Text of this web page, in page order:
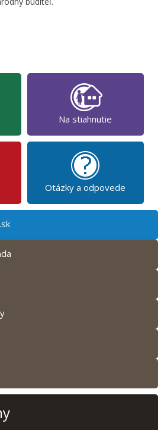
Na stiahnutie
Otázky a odpovede